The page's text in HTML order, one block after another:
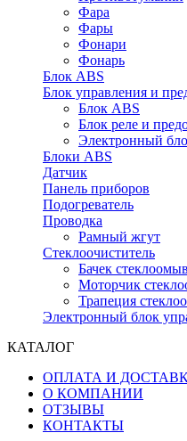
Фара
Фары
Фонари
Фонарь
Блок ABS
Блок управления и
Блок ABS
Блок реле и
Электронный
Блоки ABS
Датчик
Панель приборов
Подогреватель
Проводка
Рамный жгут
Стеклоочиститель
Бачек
Моторчик
Трапеция
Электронный блок
КАТАЛОГ
ОПЛАТА И
О КОМПАНИИ
ОТЗЫВЫ
КОНТАКТЫ